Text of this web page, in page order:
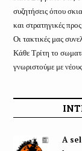
συζητήσεις όπου
και στρατηγικές
Οι τακτικές μας
Κάθε Τρίτη το
γνωριστούμε με
A